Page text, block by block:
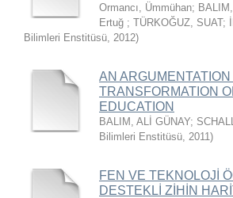
Ormancı, Ümmühan;
Ertuğ ; TÜRKOĞUZ, SUAT;
Bilimleri Enstitüsü, 2012)
AN
TRANSFORMATION
EDUCATION
BALIM, ALİ GÜNAY;
Bilimleri Enstitüsü, 2011)
FEN VE TEKNOLOJİ
DESTEKLİ ZİHİN